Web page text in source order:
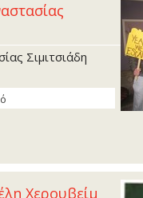
Σιµιτσιάδη
Χερουβείµ